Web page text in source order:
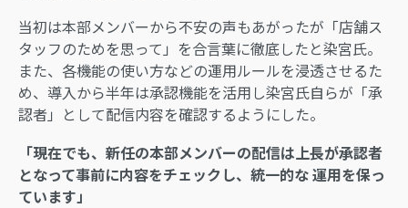
当初は本部メンバーから不安の声もあがったが「店舗ス
タッフのためを思って」を合言葉に徹底したと染宮氏。
また、各機能の使い方などの運用ルールを浸透させるた
め、導入から半年は承認機能を活用し染宮氏自らが「承
認者」として配信内容を確認するようにした。
「現在でも、新任の本部メンバーの配信は上長が承認者
となって事前に内容をチェックし、統一的な 運用を保っ
ています」